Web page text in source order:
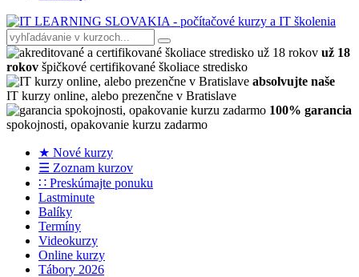
už 18
rokov špičkové certifikované školiace stredisko
absolvujte naše
IT kurzy online, alebo prezenčne v Bratislave
100% garancia
spokojnosti, opakovanie kurzu zadarmo
★ Nové kurzy
☰ Zoznam kurzov
∷ Preskúmajte ponuku
Lastminute
Balíky
Termíny
Videokurzy
Online kurzy
Tábory 2026